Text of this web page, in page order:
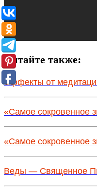
Читайте также:
Эффекты от
«Самое сокровенное
«Самое сокровенное
Веды — Священное